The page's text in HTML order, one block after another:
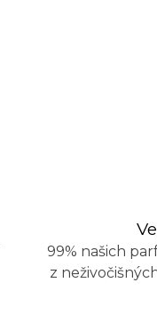
99% našich
z